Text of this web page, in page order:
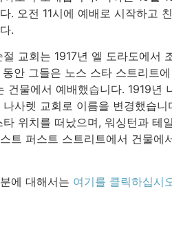
. 오전 11시에 예배로 시작하고
.
교회는 1917년 엘 도라도에서
안 그들은 노스 스타 스트리트
건물에서 예배했습니다. 1919년
사렛 교회로 이름을 변경했습니
위치를 떠났으며, 워싱턴과 테
트 퍼스트 스트리트에서 건물에
에 대해서는 여기를 클릭하십시